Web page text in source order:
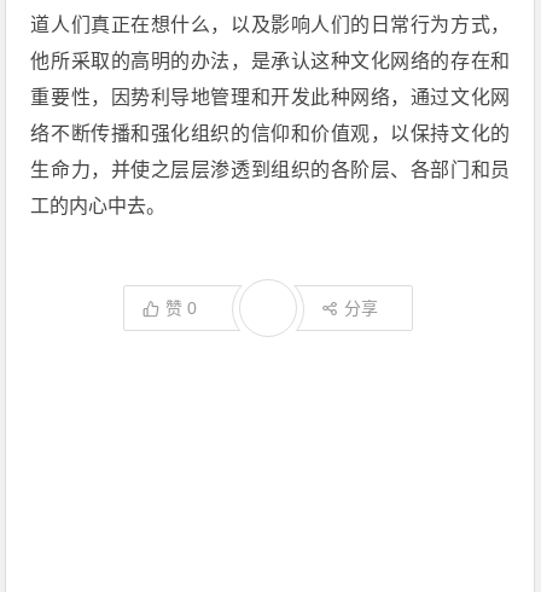
道人们真正在想什么，以及影响人们的日常行为方式，
他所采取的高明的办法，是承认这种文化网络的存在和
重要性，因势利导地管理和开发此种网络，通过文化网
络不断传播和强化组织的信仰和价值观，以保持文化的
生命力，并使之层层渗透到组织的各阶层、各部门和员
工的内心中去。
赞0 分享